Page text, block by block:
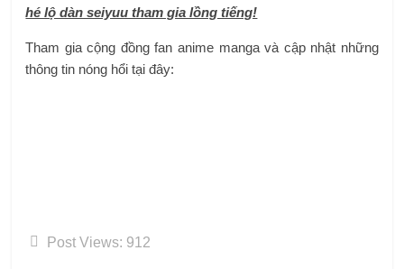
hé lộ dàn seiyuu tham gia lồng tiếng!
Tham gia cộng đồng fan anime manga và cập nhật những
thông tin nóng hổi tại đây:
Post Views: 912